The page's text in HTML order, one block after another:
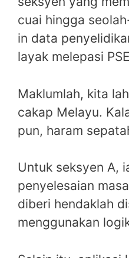
cuai hingga
in data
layak melepasi
Maklumlah, kita
cakap Melayu.
pun, haram
Untuk seksyen A,
penyelesaian
diberi hendaklah
menggunakan